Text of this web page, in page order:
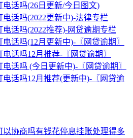
电话吗(26日更新/今日图文)
话吗(2022更新中)-法律专栏
话吗(2022推荐)-网贷逾期专栏
话吗(12月更新中)-〖网贷逾期〗
话吗12月推荐-〖网贷逾期〗
话吗 (今日更新中)-〖网贷逾期〗
电话吗12月推荐(更新中)-〖网贷逾
协商吗有钱花停息挂账处理得多